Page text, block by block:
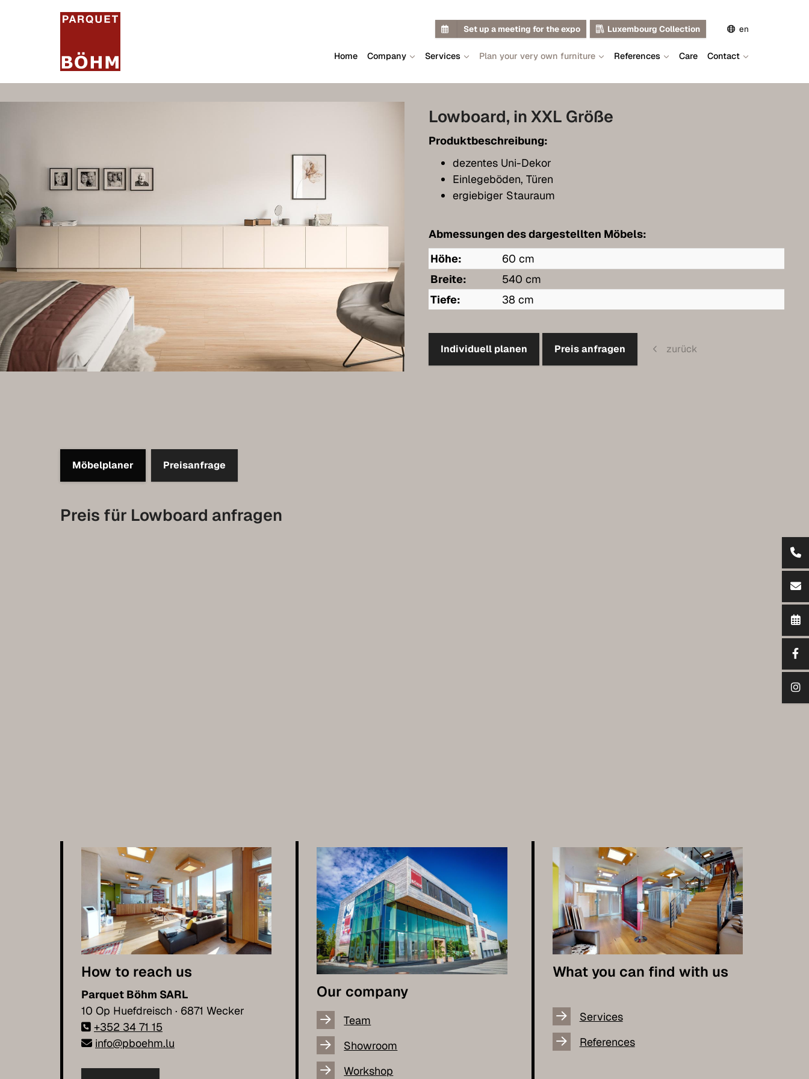
Set up a meeting for the expo Luxembourg Collection en
de
fr
Home Company Services Plan your very own furniture References Care Contact
Lowboard, in XXL Größe
Produktbeschreibung:
dezentes Uni-Dekor
Einlegeböden, Türen
ergiebiger Stauraum
Abmessungen des dargestellten Möbels:
Höhe:
60 cm
Breite:
540 cm
Tiefe:
38 cm
Individuell planen Preis anfragen zurück
Möbelplaner Preisanfrage
Preis für Lowboard anfragen
How to reach us
Parquet Böhm SARL
10 Op Huefdreisch · 6871 Wecker
+352 34 71 15
info@pboehm.lu
Our company
Team
Showroom
Workshop
What you can find with us
Services
References